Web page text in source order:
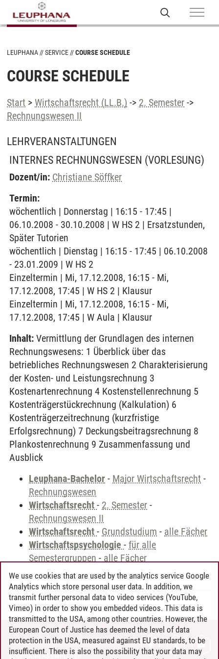
LEUPHANA SERVICE COURSE SCHEDULE
COURSE SCHEDULE
Start > Wirtschaftsrecht (LL.B.) -> 2. Semester ->
Rechnungswesen II
LEHRVERANSTALTUNGEN
INTERNES RECHNUNGSWESEN (VORLESUNG)
Dozent/in: Christiane Söffker
Termin:
wöchentlich | Donnerstag | 16:15 - 17:45 |
06.10.2008 - 30.10.2008 | W HS 2 | Ersatzstunden,
Später Tutorien
wöchentlich | Dienstag | 16:15 - 17:45 | 06.10.2008
- 23.01.2009 | W HS 2
Einzeltermin | Mi, 17.12.2008, 16:15 - Mi,
17.12.2008, 17:45 | W HS 2 | Klausur
Einzeltermin | Mi, 17.12.2008, 16:15 - Mi,
17.12.2008, 17:45 | W Aula | Klausur
Inhalt: Vermittlung der Grundlagen des internen
Rechnungswesens: 1 Überblick über das
betriebliches Rechnungswesen 2 Charakterisierung
der Kosten- und Leistungsrechnung 3
Kostenartenrechnung 4 Kostenstellenrechnung 5
Kostenträgerstückrechnung (Kalkulation) 6
Kostenträgerzeitrechnung (kurzfristige
Erfolgsrechnung) 7 Deckungsbeitragsrechnung 8
Plankostenrechnung 9 Zusammenfassung und
Ausblick
Leuphana-Bachelor - Major Wirtschaftsrecht -
Rechnungswesen
Wirtschaftsrecht - 2. Semester -
Rechnungswesen II
Wirtschaftsrecht - Grundstudium - alle Fächer
Wirtschaftspsychologie - für alle
Semestergruppen - alle Fächer
Andreea Tribel 30.06.2024
CONTACT
LEUPHANA AS EMPLOYER
We use cookies that are used by the analytics service Google
Analytics which store personal user data. In addition, we
transmit further personal data to video services (YouTube,
Vimeo) in order to show you embedded videos. This data is
transmitted to the USA, among other countries. However, the
European Court of Justice has deemed the level of data
protection in the USA, measured against EU standards, to be
insufficient. There is also the possibility that your data may